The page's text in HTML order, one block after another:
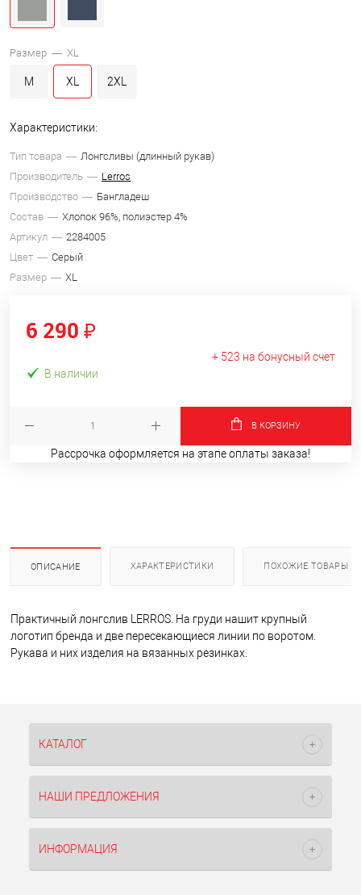
Размер — XL
M XL 2XL
Характеристики:
Тип товара
Лонгсливы (длинный рукав)
Производитель
Lerros
Производство
Бангладеш
Состав
Хлопок 96%, полиэстер 4%
Артикул
2284005
Цвет
Серый
Размер
XL
6 290 ₽
+ 523 на бонусный счет
В наличии
В КОРЗИНУ
Рассрочка оформляется на этапе оплаты заказа!
ОПИСАНИЕ ХАРАКТЕРИСТИКИ ПОХОЖИЕ ТОВАРЫ
Практичный лонгслив LERROS. На груди нашит крупный
логотип бренда и две пересекающиеся линии по воротом.
Рукава и них изделия на вязанных резинках.
КАТАЛОГ
НАШИ ПРЕДЛОЖЕНИЯ
ИНФОРМАЦИЯ